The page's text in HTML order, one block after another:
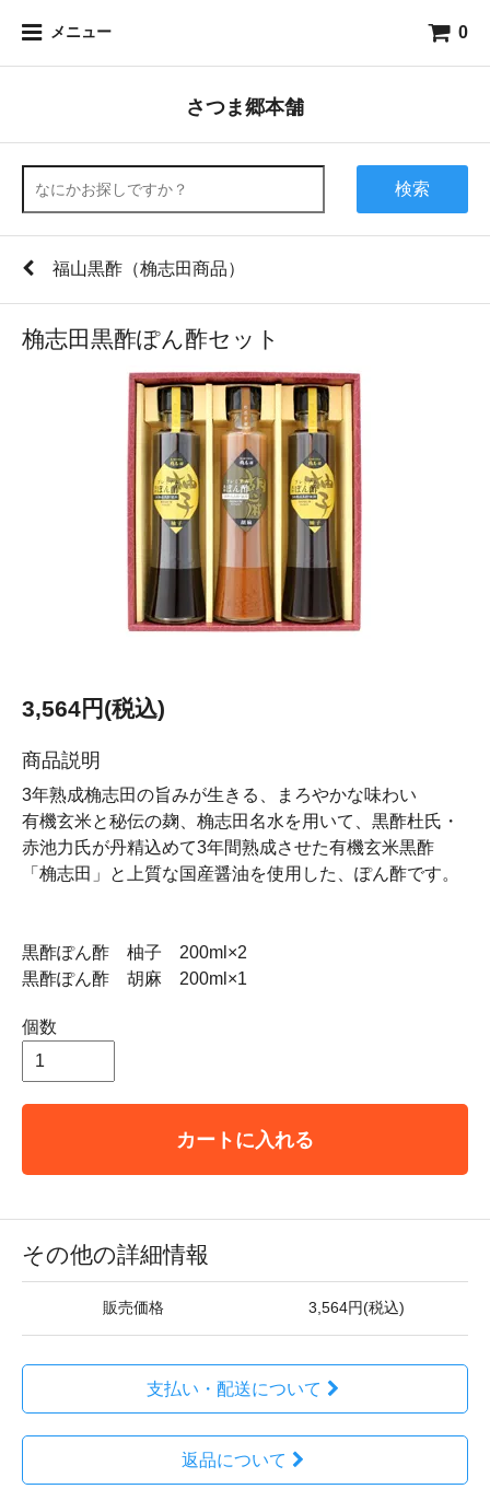
メニュー 0
さつま郷本舗
検索
福山黒酢（桷志田商品）
桷志田黒酢ぽん酢セット
3,564円(税込)
商品説明
3年熟成桷志田の旨みが生きる、まろやかな味わい
有機玄米と秘伝の麹、桷志田名水を用いて、黒酢杜氏・
赤池力氏が丹精込めて3年間熟成させた有機玄米黒酢
「桷志田」と上質な国産醤油を使用した、ぽん酢です。
黒酢ぽん酢 柚子 200ml×2
黒酢ぽん酢 胡麻 200ml×1
個数
カートに入れる
その他の詳細情報
販売価格 3,564円(税込)
支払い・配送について
返品について